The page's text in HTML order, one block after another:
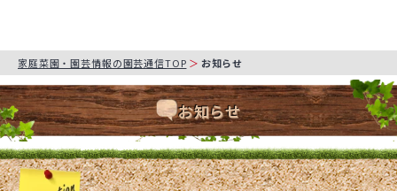
家庭菜園・園芸情報の園芸通信TOP お知らせ
お知らせ